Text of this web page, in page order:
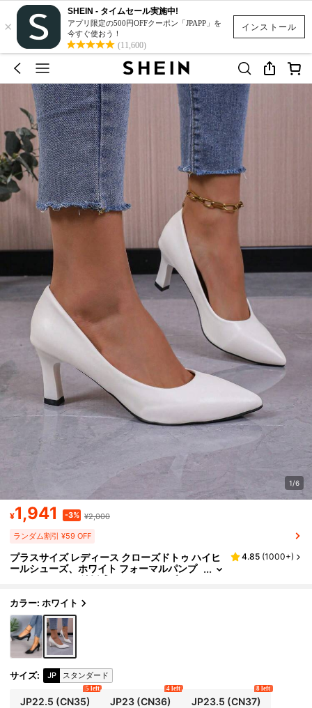
インストール
×
SHEIN - タイムセール実施中!
アプリ限定の500円OFFクーポン「JPAPP」を
今すぐ使おう！
(11,600)
1/6
¥1,941 -3% ¥2,000
ランダム割引 ¥59 OFF
プラスサイズ レディース クローズドトゥ ハイヒ
ールシューズ、ホワイト フォーマルパンプ
ス パーティー、結婚式、ナイトクラブ、エ
4.85 (1000+)
カラー: ホワイト
サイズ: JP スタンダード
JP22.5 (CN35)
5 left
JP23 (CN36)
4 left
JP23.5 (CN37)
8 left